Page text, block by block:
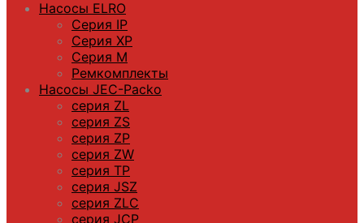
Насосы ELRO
Серия IP
Серия XP
Серия M
Ремкомплекты
Насосы JEC-Packo
серия ZL
серия ZS
серия ZP
серия ZW
серия TP
серия JSZ
серия ZLC
серия JCP